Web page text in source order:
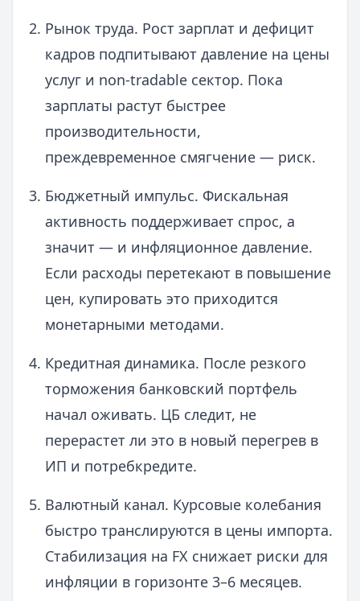
Рынок труда. Рост зарплат и дефицит
кадров подпитывают давление на цены
услуг и non‑tradable сектор. Пока
зарплаты растут быстрее
производительности,
преждевременное смягчение — риск.
Бюджетный импульс. Фискальная
активность поддерживает спрос, а
значит — и инфляционное давление.
Если расходы перетекают в повышение
цен, купировать это приходится
монетарными методами.
Кредитная динамика. После резкого
торможения банковский портфель
начал оживать. ЦБ следит, не
перерастет ли это в новый перегрев в
ИП и потребкредите.
Валютный канал. Курсовые колебания
быстро транслируются в цены импорта.
Стабилизация на FX снижает риски для
инфляции в горизонте 3–6 месяцев.